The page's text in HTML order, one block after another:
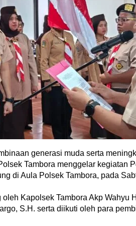
generasi muda serta
Tambora menggelar kegiatan
di Aula Polsek Tambora, pada
Kapolsek Tambora Akp Wahyu
S.H. serta diikuti oleh para